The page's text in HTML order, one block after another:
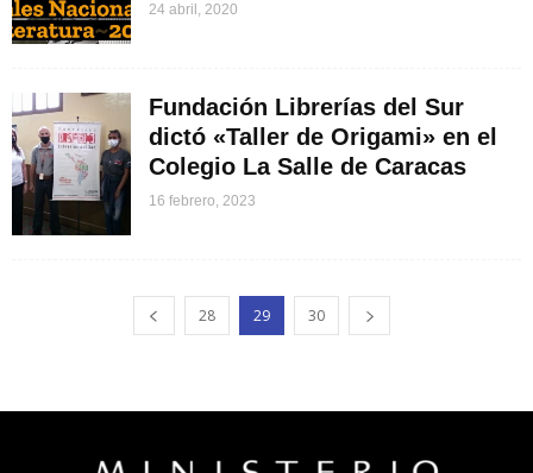
24 abril, 2020
Fundación Librerías del Sur
dictó «Taller de Origami» en el
Colegio La Salle de Caracas
16 febrero, 2023
28 29 30